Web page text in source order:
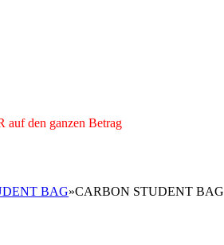
auf den ganzen Betrag
BAG»CARBON STUDENT BAG